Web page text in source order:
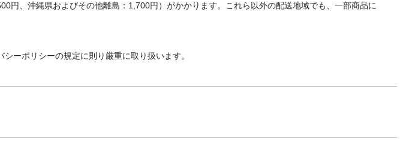
円、沖縄県およびその他離島：1,700円）がかかります。これら以外の配送地域でも、一部商品に
ーポリシーの規定に則り厳重に取り扱います。